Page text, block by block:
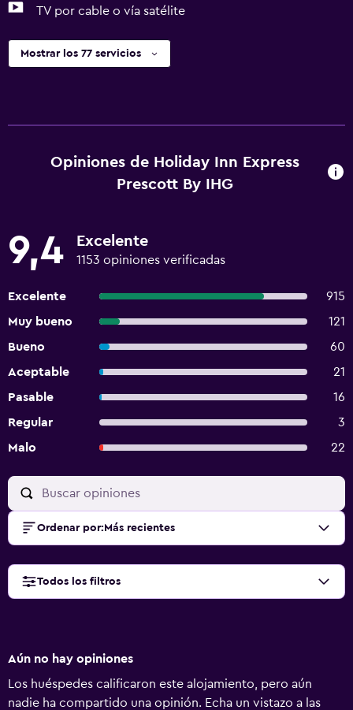
TV por cable o vía satélite
Mostrar los 77 servicios
Opiniones de Holiday Inn Express
Prescott By IHG
9,4 Excelente
1153 opiniones verificadas
Excelente
915
Muy bueno
121
Bueno
60
Aceptable
21
Pasable
16
Regular
3
Malo
22
Ordenar por: Más recientes
Todos los filtros
Aún no hay opiniones
Los huéspedes calificaron este alojamiento, pero aún
nadie ha compartido una opinión. Echa un vistazo a las